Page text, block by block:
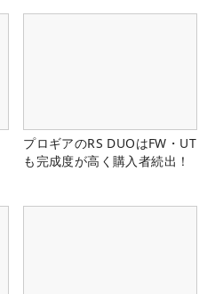
プロギアのRS DUOはFW・UT
も完成度が高く購入者続出！